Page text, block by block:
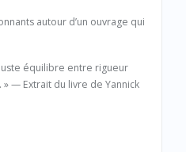
autour d’un ouvrage qui
juste équilibre entre rigueur
— Extrait du livre de Yannick